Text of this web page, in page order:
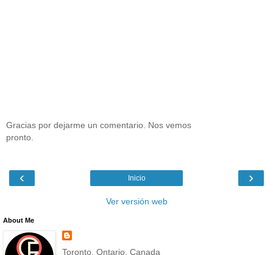
Gracias por dejarme un comentario. Nos vemos
pronto.
‹ ›
Inicio
Ver versión web
About Me
Toronto, Ontario, Canada